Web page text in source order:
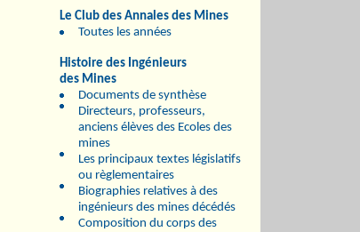
Le Club des Annales des Mines
Toutes les années
Histoire des Ingénieurs
des Mines
Documents de synthèse
Directeurs, professeurs,
anciens élèves des Ecoles des
mines
Les principaux textes législatifs
ou règlementaires
Biographies relatives à des
ingénieurs des mines décédés
Composition du corps des